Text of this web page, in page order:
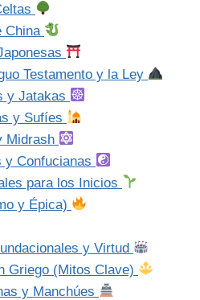
China
Testamento y la Ley
y Jatakas
y Sufíes
Midrash
y Confucianas
para los Inicios
y Épica)
y Virtud
Griego (Mitos Clave)
y Manchúes